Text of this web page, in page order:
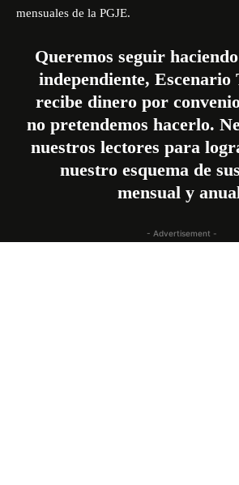
mensuales de la PGJE.
Queremos seguir
independiente, Escenario
recibe dinero por
no pretendemos hacerlo.
nuestros lectores para
nuestro esquema de
mensualy
- Advertisement -